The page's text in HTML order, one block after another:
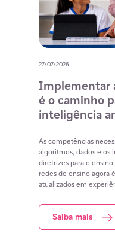
27/07/2026
Implementar
é o caminho
inteligência
As competências
algoritmos, dados e os
diretrizes para o
redes de ensino agora
atualizados em
Saiba mais